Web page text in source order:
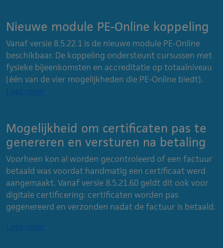
Nieuwe module PE-Online koppeling
Vanaf versie 8.5.22.1 is de nieuwe module PE-Online
beschikbaar. De koppeling ondersteunt cursussen met
fysieke bijeenkomsten en accreditatie op totaalniveau
(één van de vier mogelijkheden die PE-Online biedt).
Lees meer
Mogelijkheid om certificaten pas te
genereren en versturen na betaling
Voorheen kon al worden gecontroleerd of een factuur
betaald was voordat handmatig een certificaat werd
aangemaakt. Vanaf versie 8.5.21.60 geldt dit ook voor
digitale certificering: certificaten worden pas
gegenereerd en verzonden nadat de factuur is betaald.
Lees meer